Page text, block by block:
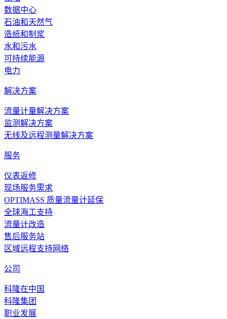
数据中心
石油和天然气
造纸和制浆
水和污水
可持续能源
电力
解决方案
流量计量解决方案
监测解决方案
无线及远程测量解决方案
服务
仪表返修
现场服务需求
OPTIMASS 质量流量计延保
全球海工支持
流量计改造
售后服务站
区域远程支持网络
公司
科隆在中国
科隆集团
职业发展